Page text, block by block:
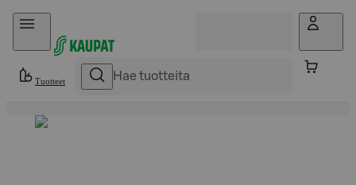
Hyppää sisältöön
Tuotteet